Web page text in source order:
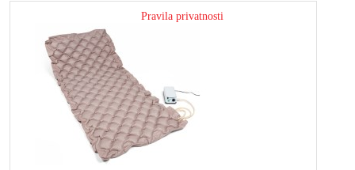
Pravila privatnosti